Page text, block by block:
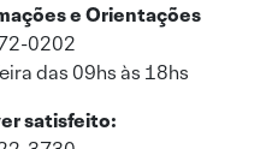
e Orientações
0202
das 09hs às 18hs
satisfeito: